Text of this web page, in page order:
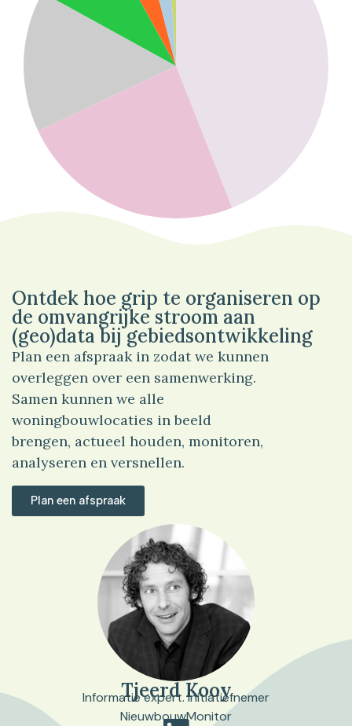
Ontdek hoe grip te organiseren op
de omvangrijke stroom aan
(geo)data bij gebiedsontwikkeling
Plan een afspraak in zodat we kunnen
overleggen over een samenwerking.
Samen kunnen we alle
woningbouwlocaties in beeld
brengen, actueel houden, monitoren,
analyseren en versnellen.
Plan een afspraak
Tjeerd Kooy
Informatie expert. Initiatiefnemer
NieuwbouwMonitor